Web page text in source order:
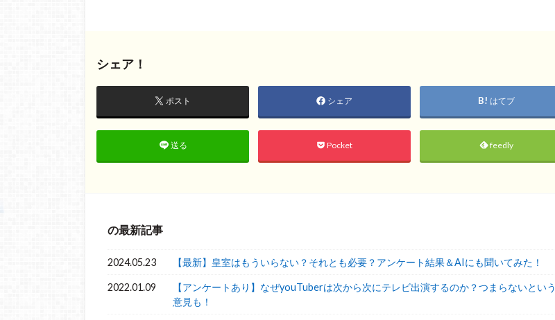
シェア！
ポスト シェア はてブ
送る Pocket feedly
の最新記事
2024.05.23 【最新】皇室はもういらない？それとも必要？アンケート結果＆AIにも聞いてみた！
2022.01.09
【アンケートあり】なぜyouTuberは次から次にテレビ出演するのか？つまらないという
意見も！